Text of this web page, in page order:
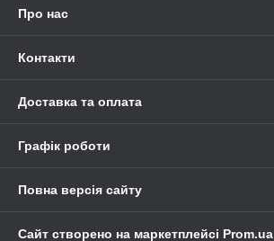
Про нас
Контакти
Доставка та оплата
Графік роботи
Повна версія сайту
Сайт створено на маркетплейсі Prom.ua